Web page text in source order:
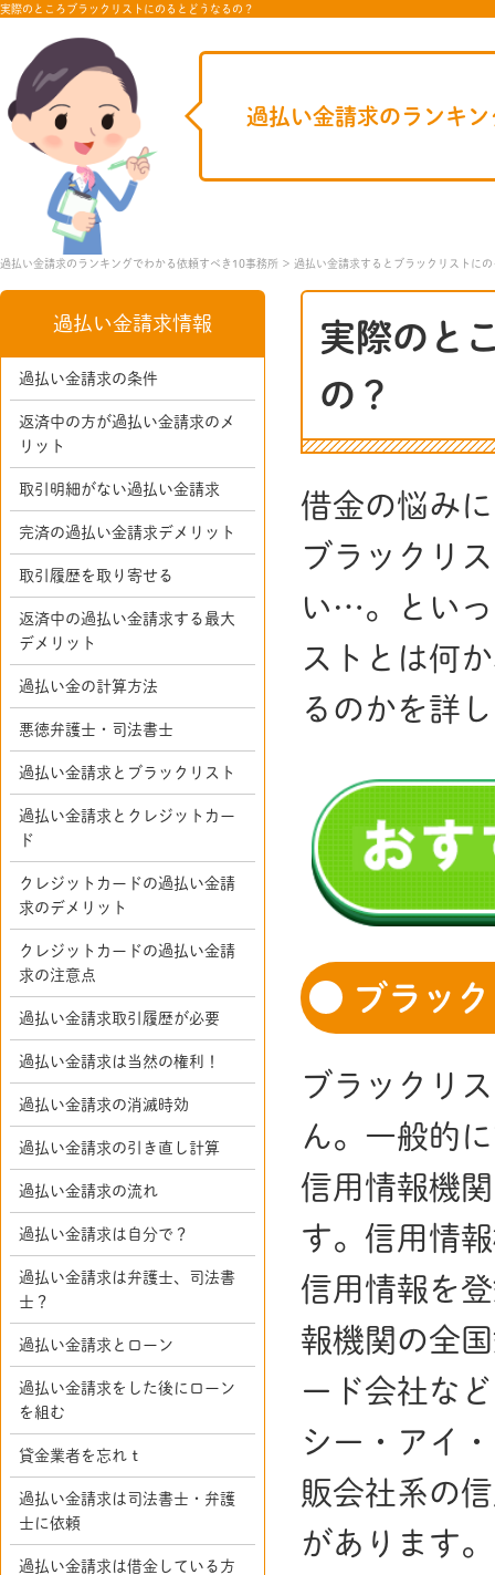
実際のところブラックリストにのるとどうなるの？
過払い金請求のランキ
過払い金請求のランキングでわかる依頼すべき10事務所 過払い金請求するとブラックリストに
実際のと
の？
借金の悩み
ブラックリ
い…。とい
ストとは何
るのかを詳
ブラッ
ブラックリ
ん。一般的
信用情報機
す。信用情
信用情報を
報機関の全
ード会社な
シー・アイ
販会社系の
があります。
過払い金請求情報
過払い金請求の条件
返済中の方が過払い金請求のメ
リット
取引明細がない過払い金請求
完済の過払い金請求デメリット
取引履歴を取り寄せる
返済中の過払い金請求する最大
デメリット
過払い金の計算方法
悪徳弁護士・司法書士
過払い金請求とブラックリスト
過払い金請求とクレジットカー
ド
クレジットカードの過払い金請
求のデメリット
クレジットカードの過払い金請
求の注意点
過払い金請求取引履歴が必要
過払い金請求は当然の権利！
過払い金請求の消滅時効
過払い金請求の引き直し計算
過払い金請求の流れ
過払い金請求は自分で？
過払い金請求は弁護士、司法書
士？
過払い金請求とローン
過払い金請求をした後にローン
を組む
貸金業者を忘れｔ
過払い金請求は司法書士・弁護
士に依頼
過払い金請求は借金している方